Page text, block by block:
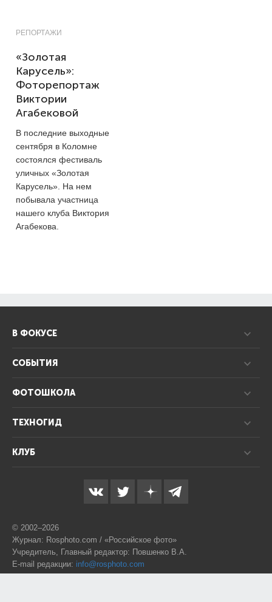
РЕПОРТАЖИ
«Золотая
Карусель»:
Фоторепортаж
Виктории
Агабековой
В последние выходные
сентября в Коломне
состоялся фестиваль
уличных «Золотая
Карусель». На нем
побывала участница
нашего клуба Виктория
Агабекова.
В ФОКУСЕ
СОБЫТИЯ
ФОТОШКОЛА
ТЕХНОГИД
КЛУБ
© 2002–2026
Журнал: Rosphoto.com / «Российское фото»
Учредитель, Главный редактор: Повшенко В.А.
E-mail редакции: info@rosphoto.com